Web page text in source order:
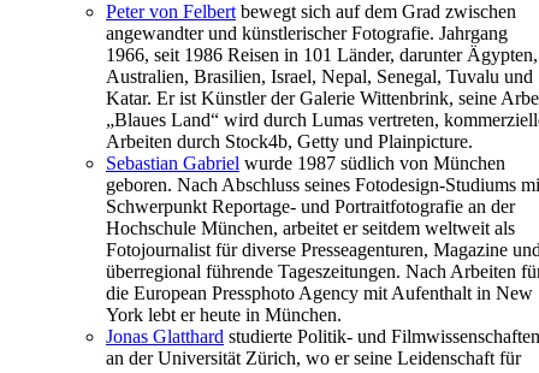
Peter von Felbert bewegt sich auf dem Grad zwischen
angewandter und künstlerischer Fotografie. Jahrgang
1966, seit 1986 Reisen in 101 Länder, darunter Ägypten,
Australien, Brasilien, Israel, Nepal, Senegal, Tuvalu und
Katar. Er ist Künstler der Galerie Wittenbrink, seine
„Blaues Land“ wird durch Lumas vertreten,
Arbeiten durch Stock4b, Getty und Plainpicture.
Sebastian Gabriel wurde 1987 südlich von München
geboren. Nach Abschluss seines Fotodesign-Studiums
Schwerpunkt Reportage- und Portraitfotografie an der
Hochschule München, arbeitet er seitdem weltweit als
Fotojournalist für diverse Presseagenturen, Magazine
überregional führende Tageszeitungen. Nach Arbeiten
die European Pressphoto Agency mit Aufenthalt in New
York lebt er heute in München.
Jonas Glatthard studierte Politik- und Filmwissenschaften
an der Universität Zürich, wo er seine Leidenschaft für